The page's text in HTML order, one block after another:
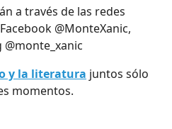
a través de las redes
@MonteXanic,
y la literatura juntos sólo
momentos.